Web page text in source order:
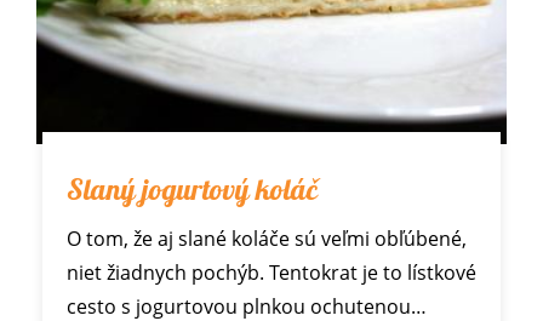
Slaný jogurtový koláč
O tom, že aj slané koláče sú veľmi obľúbené,
niet žiadnych pochýb. Tentokrat je to lístkové
cesto s jogurtovou plnkou ochutenou…